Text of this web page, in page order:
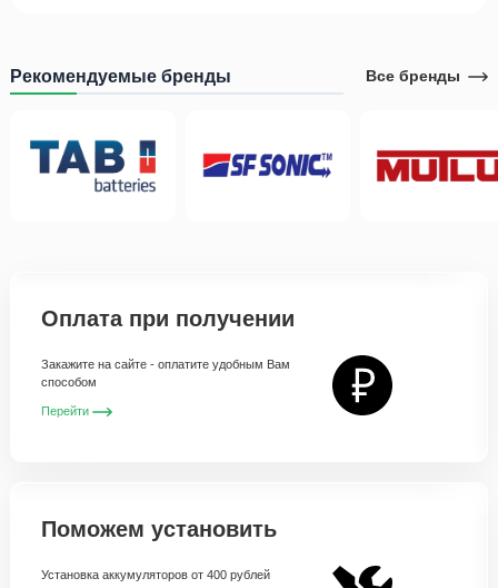
Рекомендуемые бренды Все бренды
Оплата при получении
Закажите на сайте - оплатите удобным Вам
способом
Перейти
Поможем установить
Установка аккумуляторов от 400 рублей